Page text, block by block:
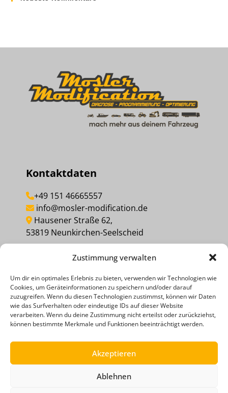
Zustimmung verwalten
Um dir ein optimales Erlebnis zu bieten, verwenden wir Technologien wie
Cookies, um Geräteinformationen zu speichern und/oder darauf
zuzugreifen. Wenn du diesen Technologien zustimmst, können wir Daten
wie das Surfverhalten oder eindeutige IDs auf dieser Website
verarbeiten. Wenn du deine Zustimmung nicht erteilst oder zurückziehst,
können bestimmte Merkmale und Funktionen beeinträchtigt werden.
Akzeptieren
Ablehnen
Kontaktdaten
+49 151 46665557
info@mosler-modification.de
Hausener Straße 62,
53819 Neunkirchen-Seelscheid
MEINEN KAUF WIDERRUFEN
Social Media
ZAHLUNGSMETHODEN
RECHTLICHE HINWEISE